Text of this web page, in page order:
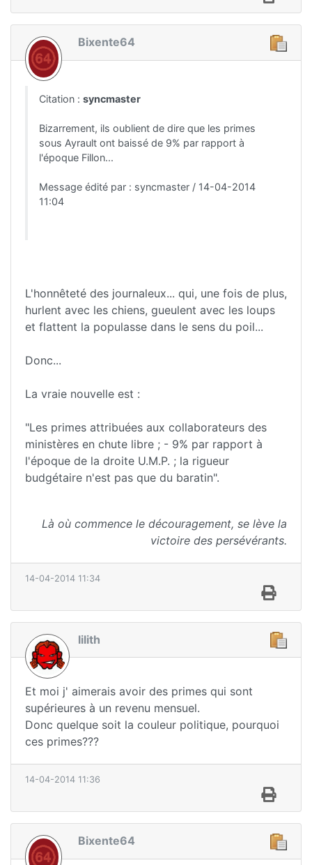
Bixente64
Citation : syncmaster
Bizarrement, ils oublient de dire que les primes
sous Ayrault ont baissé de 9% par rapport à
l'époque Fillon...
Message édité par : syncmaster / 14-04-2014
11:04
L'honnêteté des journaleux... qui, une fois de plus,
hurlent avec les chiens, gueulent avec les loups
et flattent la populasse dans le sens du poil...
Donc...
La vraie nouvelle est :
"Les primes attribuées aux collaborateurs des
ministères en chute libre ; - 9% par rapport à
l'époque de la droite U.M.P. ; la rigueur
budgétaire n'est pas que du baratin".
Là où commence le découragement, se lève la
victoire des persévérants.
14-04-2014 11:34
lilith
Et moi j' aimerais avoir des primes qui sont
supérieures à un revenu mensuel.
Donc quelque soit la couleur politique, pourquoi
ces primes???
14-04-2014 11:36
Bixente64